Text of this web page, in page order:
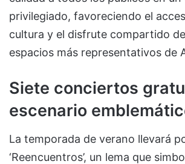
privilegiado, favoreciendo el
cultura y el disfrute compartido
espacios más representativos de
Siete conciertos
escenario
La temporada de verano llevará
‘Reencuentros’, un lema que